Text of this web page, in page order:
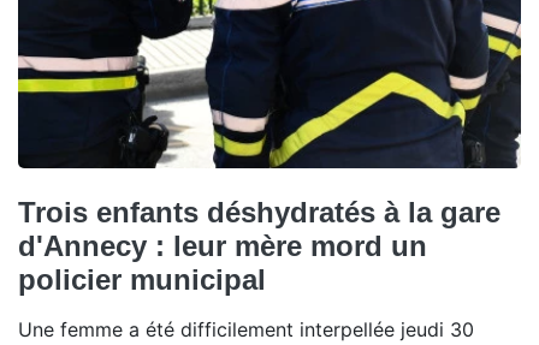
Trois enfants déshydratés à la gare
d'Annecy : leur mère mord un
policier municipal
Une femme a été difficilement interpellée jeudi 30